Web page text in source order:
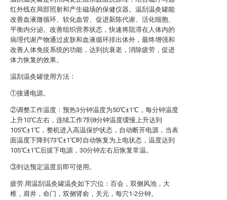
红外线在局部照射和产生磁场的保健仪器。温刮温灸罐能
改善血液微循环、软化血管、促进新陈代谢、活化细胞、
平衡内分泌、改善组织营养状态，快速将阻滞在人体内的
病理代谢产物通过皮肤和血液循环排出体外，最终增强和
改善人体免疫系统的功能，达到抗衰老，消除疲劳，促进
体力恢复的效果。
温刮温灸罐使用方法：
①接通电源。
②调整工作温度：预热3分钟温度为50℃±1℃，每分钟温度
上升10℃左右，连续工作7到8分钟温度缓慢上升达到
105℃±1℃，整机进入高温保护状态，自动断开电源，当表
面温度下降到73℃±1℃时自动恢复为上电状态，温度达到
105℃±1℃后拔下电源，30分钟左右后恢复常温。
③到达预定温度后即可使用。
疲劳.用温刮温灸罐温灸如下穴位：百会，双侧风池，大
椎，肩井，命门，双侧肾俞，关元，每穴1-2分钟。